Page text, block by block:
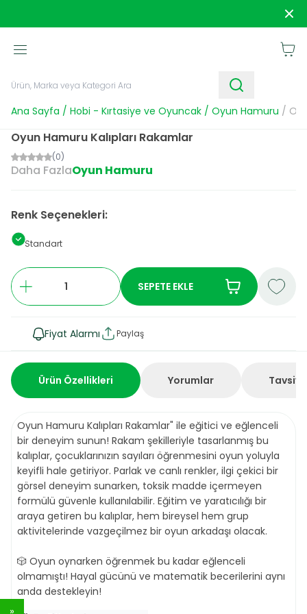
Ana Sayfa / Hobi - Kırtasiye ve Oyuncak / Oyun Hamuru /
Oyun Hamuru Kalıpları Rakamlar
(0)
Daha FazlaOyun Hamuru
Renk Seçenekleri:
Standart
SEPETE EKLE
Fiyat Alarmı Paylaş
Ürün Özellikleri Yorumlar
Oyun Hamuru Kalıpları Rakamlar" ile eğitici ve eğlenceli
bir deneyim sunun! Rakam şekilleriyle tasarlanmış bu
kalıplar, çocuklarınızın sayıları öğrenmesini oyun yoluyla
keyifli hale getiriyor. Parlak ve canlı renkler, ilgi çekici bir
görsel deneyim sunarken, toksik madde içermeyen
formülü güvenle kullanılabilir. Eğitim ve yaratıcılığı bir
araya getiren bu kalıplar, hem bireysel hem grup
aktivitelerinde vazgeçilmez bir oyun arkadaşı olacak.
🎲 Oyun oynarken öğrenmek bu kadar eğlenceli
olmamıştı! Hayal gücünü ve matematik becerilerini aynı
anda destekleyin!